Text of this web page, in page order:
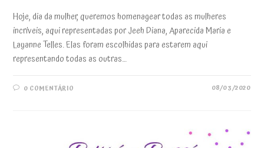
Hoje, dia da mulher, queremos homenagear todas as mulheres
incríveis, aqui representadas por Jeeh Diana, Aparecida Maria e
Layanne Telles. Elas foram escolhidas para estarem aqui
representando todas as outras…
0 COMENTÁRIO 08/03/2020